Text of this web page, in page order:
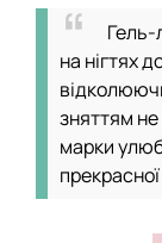
Гель-
на нігтях
зняттям
марки
прекрасної